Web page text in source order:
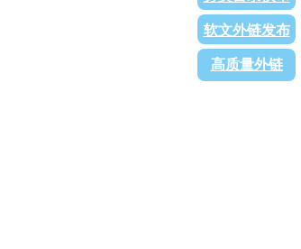
软文外链发布
高质量外链